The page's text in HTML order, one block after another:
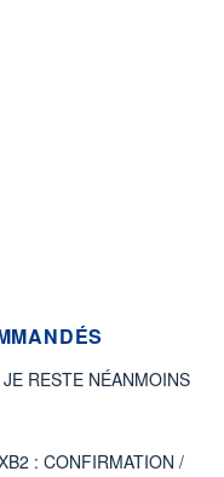
RESTE NÉANMOINS
: CONFIRMATION /